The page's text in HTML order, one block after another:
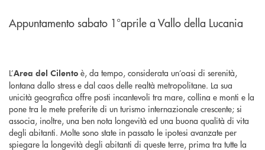
Appuntamento sabato 1°aprile a Vallo della Lucania
L’Area del Cilento è, da tempo, considerata un’oasi di serenità,
lontana dallo stress e dal caos delle realtà metropolitane. La sua
unicità geografica offre posti incantevoli tra mare, collina e monti e la
pone tra le mete preferite di un turismo internazionale crescente; si
associa, inoltre, una ben nota longevità ed una buona qualità di vita
degli abitanti. Molte sono state in passato le ipotesi avanzate per
spiegare la longevità degli abitanti di queste terre, prima tra tutte la